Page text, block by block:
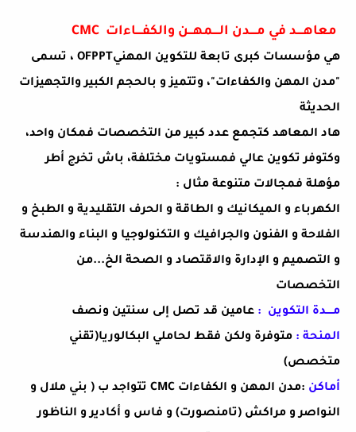
معاهــــد في مــــدن الــــمهـــن والكفــــاءات CMC
هي مؤسسات كبرى تابعة للتكوين المهني OFPPT ، تسمى
"مدن المهن والكفاءات"، وتتميزو بالحجم الكبير والتجهيزات
الحديثة
هاد المعاهد كتجمع عدد كبير من التخصصات فمكان واحد،
وكتوفر تكوين عالي فمستويات مختلفة، باش تخرج أطر
مؤهلة فمجالات متنوعة مثال :
الكهرباء و الميكانيك و الطاقة و الحرف التقليدية و الطبخ و
الفلاحة و الفنون والجرافيك و التكنولوجيا و البناء والهندسة
و التصميم و الإدارة والاقتصاد و الصحة الخ...من
التخصصات
مــــدة التكوين
: عامين قد تصل إلى سنتين ونصف
المنحة : متوفرة ولكن فقط لحاملي البكالوريا(تقني
متخصص)
أماكن CMC مدن المهن و الكفاءات:
تتواجد ب ( بني ملال و
النواصر و مراكش (تامنصورت) و فاس و أكادير و الناظور